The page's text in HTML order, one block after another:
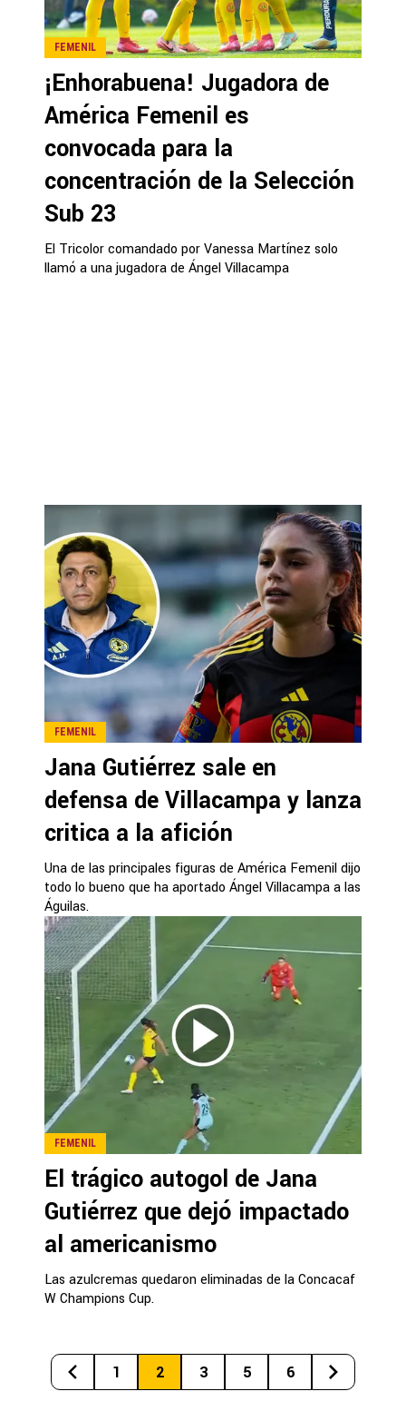
FEMENIL
¡Enhorabuena! Jugadora de
América Femenil es
convocada para la
concentración de la Selección
Sub 23
El Tricolor comandado por Vanessa Martínez solo
llamó a una jugadora de Ángel Villacampa
FEMENIL
Jana Gutiérrez sale en
defensa de Villacampa y lanza
critica a la afición
Una de las principales figuras de América Femenil dijo
todo lo bueno que ha aportado Ángel Villacampa a las
Águilas.
FEMENIL
El trágico autogol de Jana
Gutiérrez que dejó impactado
al americanismo
Las azulcremas quedaron eliminadas de la Concacaf
W Champions Cup.
1 2 3 5 6